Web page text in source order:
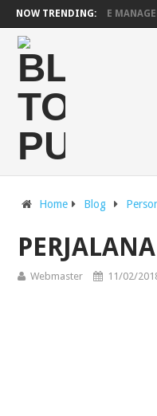
NOW TRENDING:
MENGAKTIFKAN FILE
BEKERJA, BERMAIN DENGAN
Home Blog
Webmaster 11/02/